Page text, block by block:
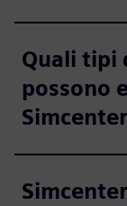
Quali tipi
possono